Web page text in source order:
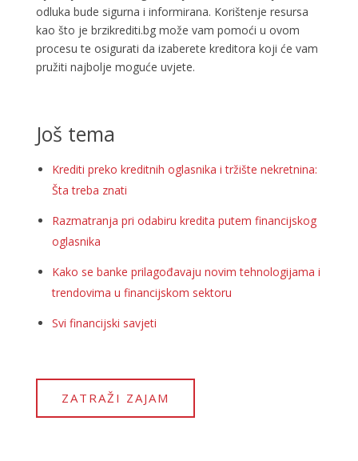
odluka bude sigurna i informirana. Korištenje resursa
kao što je brzikrediti.bg može vam pomoći u ovom
procesu te osigurati da izaberete kreditora koji će vam
pružiti najbolje moguće uvjete.
Još tema
Krediti preko kreditnih oglasnika i tržište nekretnina:
Šta treba znati
Razmatranja pri odabiru kredita putem financijskog
oglasnika
Kako se banke prilagođavaju novim tehnologijama i
trendovima u financijskom sektoru
Svi financijski savjeti
ZATRAŽI ZAJAM